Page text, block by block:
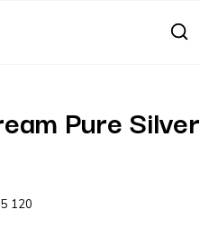
Pure Silver
120